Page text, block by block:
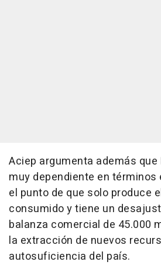
Aciep argumenta además
muy dependiente en
el punto de que solo produce
consumido y tiene un
balanza comercial de 45.000
la extracción de nuevos
autosuficiencia del país.